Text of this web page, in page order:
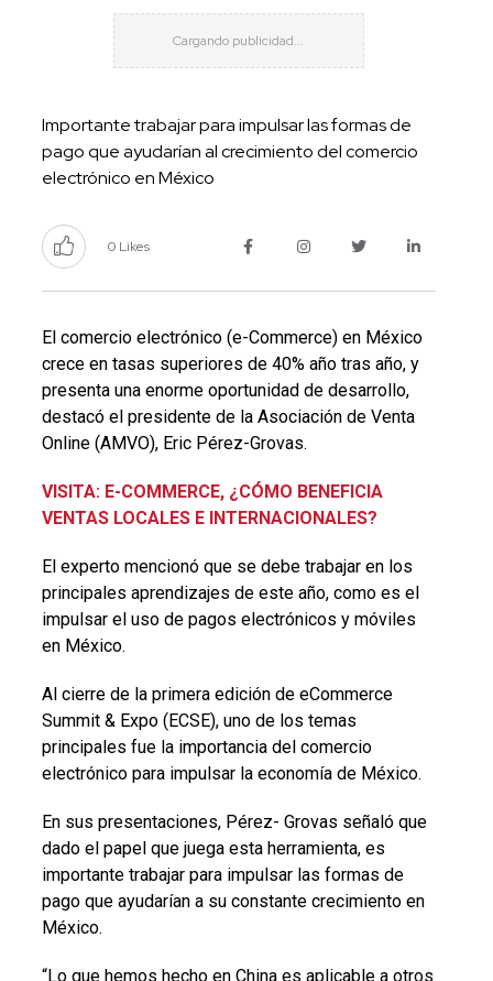
Importante trabajar para impulsar las formas de
pago que ayudarían al crecimiento del comercio
electrónico en México
0 Likes
El comercio electrónico (e-Commerce) en México
crece en tasas superiores de 40% año tras año, y
presenta una enorme oportunidad de desarrollo,
destacó el presidente de la Asociación de Venta
Online (AMVO), Eric Pérez-Grovas.
VISITA: E-COMMERCE, ¿CÓMO BENEFICIA
VENTAS LOCALES E INTERNACIONALES?
El experto mencionó que se debe trabajar en los
principales aprendizajes de este año, como es el
impulsar el uso de pagos electrónicos y móviles
en México.
Al cierre de la primera edición de eCommerce
Summit & Expo (ECSE), uno de los temas
principales fue la importancia del comercio
electrónico para impulsar la economía de México.
En sus presentaciones, Pérez- Grovas señaló que
dado el papel que juega esta herramienta, es
importante trabajar para impulsar las formas de
pago que ayudarían a su constante crecimiento en
México.
“Lo que hemos hecho en China es aplicable a otros